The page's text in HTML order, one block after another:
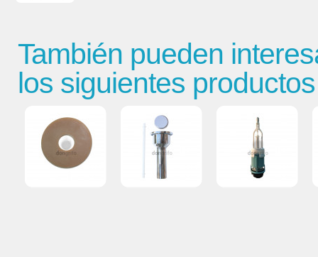
También pueden
los siguientes productos